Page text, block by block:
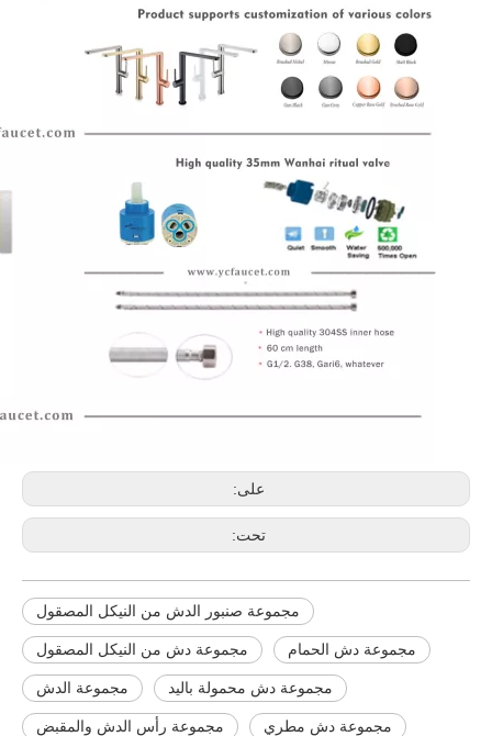
على:
تحت:
مجموعة صنبور الدش من النيكل المصقول
مجموعة دش من النيكل المصقول مجموعة دش الحمام
مجموعة الدش مجموعة دش محمولة باليد
مجموعة رأس الدش والمقبض مجموعة دش مطري